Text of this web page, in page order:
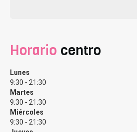
Nuestros
Desde Clínicas Eva ofrecemos
de fertilidad y reproducción
según las edades, sexo y
cada paciente, pero es cierto que
estrella son la Fecundación in Vitro,
Artificial y el método Ropa
Horario centro
Lunes
9:30 - 21:30
Martes
9:30 - 21:30
Miércoles
9:30 - 21:30